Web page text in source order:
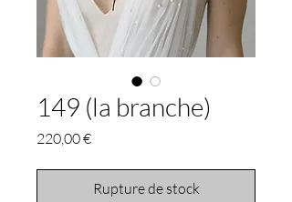
149 (la branche)
220,00 €Prix
Rupture de stock